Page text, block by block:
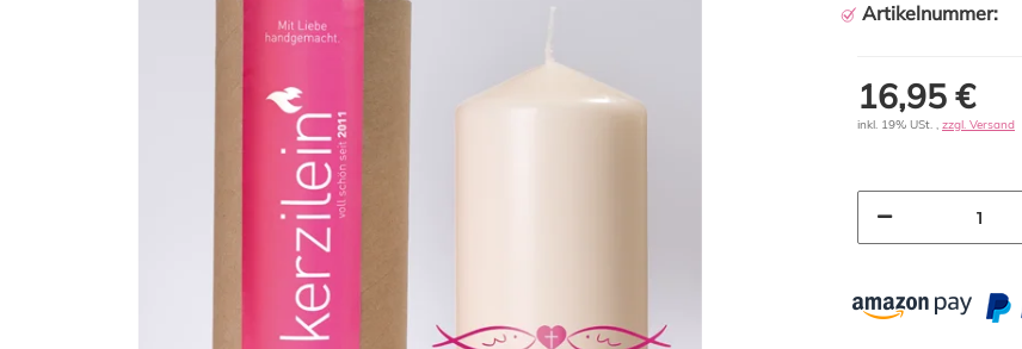
Artikelnummer:
16,95 €
inkl. 19% USt. , zzgl. Versand